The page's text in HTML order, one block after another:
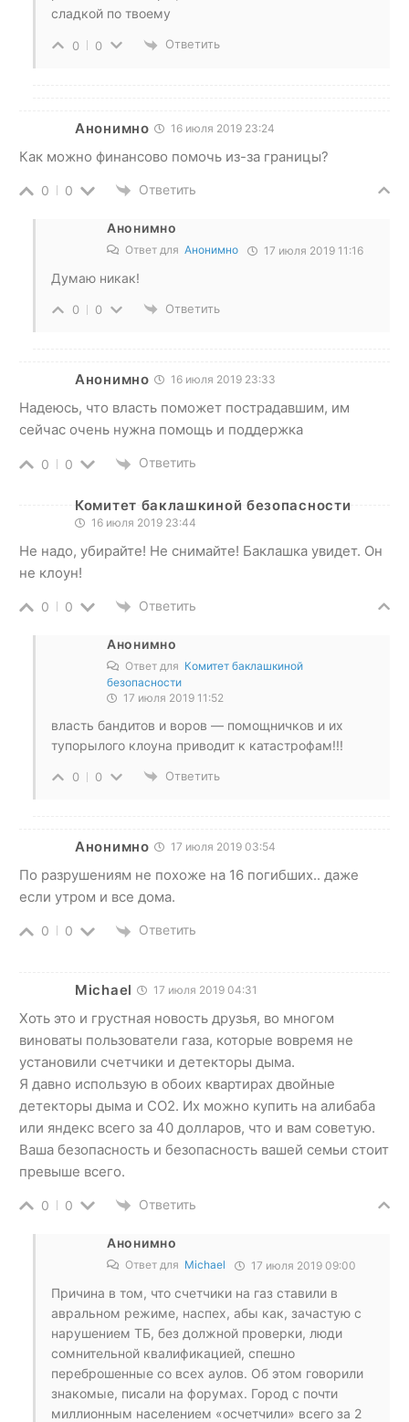
сладкой по твоему
0 0 Ответить
Анонимно 16 июля 2019 23:24
Как можно финансово помочь из-за границы?
0 0 Ответить
Анонимно
Ответ для Анонимно 17 июля 2019 11:16
Думаю никак!
0 0 Ответить
Анонимно 16 июля 2019 23:33
Надеюсь, что власть поможет пострадавшим, им
сейчас очень нужна помощь и поддержка
0 0 Ответить
Комитет баклашкиной безопасности
16 июля 2019 23:44
Не надо, убирайте! Не снимайте! Баклашка увидет. Он
не клоун!
0 0 Ответить
Анонимно
Ответ для Комитет баклашкиной
безопасности
17 июля 2019 11:52
власть бандитов и воров — помощничков и их
тупорылого клоуна приводит к катастрофам!!!
0 0 Ответить
Анонимно 17 июля 2019 03:54
По разрушениям не похоже на 16 погибших.. даже
если утром и все дома.
0 0 Ответить
Michael 17 июля 2019 04:31
Хоть это и грустная новость друзья, во многом
виноваты пользователи газа, которые вовремя не
установили счетчики и детекторы дыма.
Я давно использую в обоих квартирах двойные
детекторы дыма и CO2. Их можно купить на алибаба
или яндекс всего за 40 долларов, что и вам советую.
Ваша безопасность и безопасность вашей семьи стоит
превыше всего.
0 0 Ответить
Анонимно
Ответ для Michael 17 июля 2019 09:00
Причина в том, что счетчики на газ ставили в
авральном режиме, наспех, абы как, зачастую с
нарушением ТБ, без должной проверки, люди
сомнительной квалификацией, спешно
переброшенные со всех аулов. Об этом говорили
знакомые, писали на форумах. Город с почти
миллионным населением «осчетчили» всего за 2